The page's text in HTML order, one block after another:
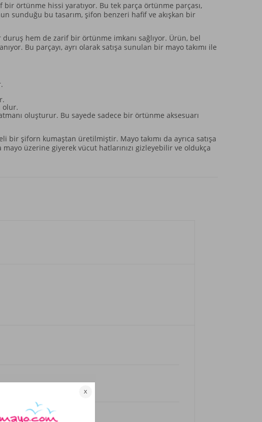
örtünme hissi yaratıyor. Bu tek parça örtünme parçası,
sunduğu bu tasarım, şifon benzeri hafif ve akışkan bir
hem de zarif bir örtünme imkanı sağlıyor. Ürün, bel
Bu parçayı, ayrı olarak satışa sunulan bir mayo takımı ile
olur.
oluşturur. Bu sayede sadece bir örtünme aksesuarı
şiforn kumaştan üretilmiştir. Mayo takımı da ayrıca satışa
üzerine giyerek vücut hatlarınızı gizleyebilir ve oldukça